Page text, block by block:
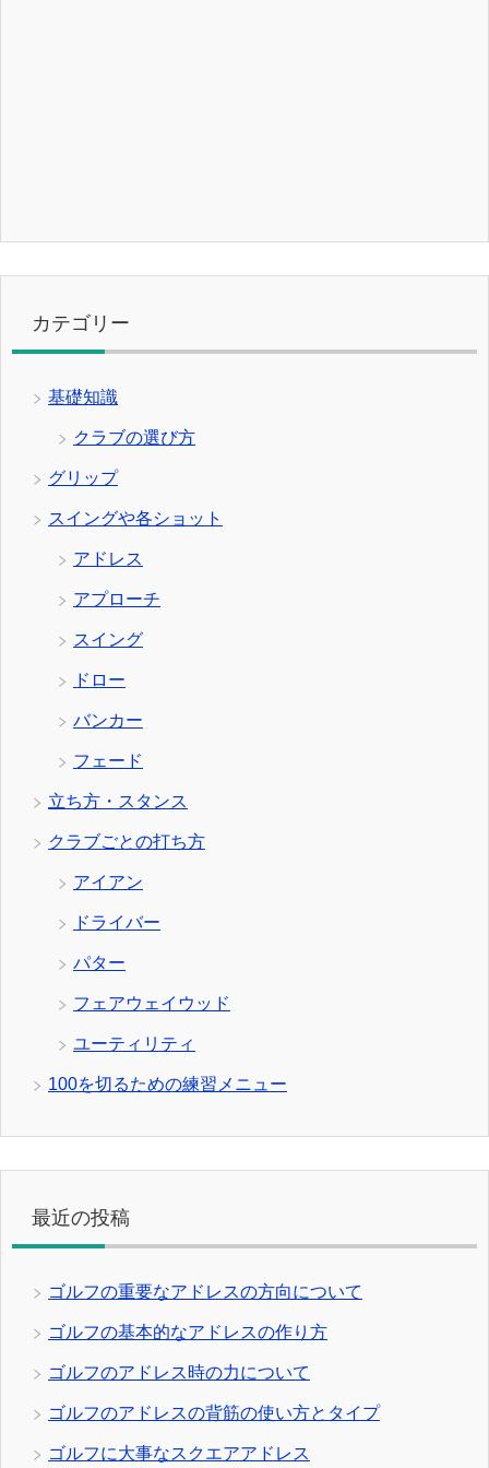
カテゴリー
基礎知識
クラブの選び方
グリップ
スイングや各ショット
アドレス
アプローチ
スイング
ドロー
バンカー
フェード
立ち方・スタンス
クラブごとの打ち方
アイアン
ドライバー
パター
フェアウェイウッド
ユーティリティ
100を切るための練習メニュー
最近の投稿
ゴルフの重要なアドレスの方向について
ゴルフの基本的なアドレスの作り方
ゴルフのアドレス時の力について
ゴルフのアドレスの背筋の使い方とタイプ
ゴルフに大事なスクエアアドレス